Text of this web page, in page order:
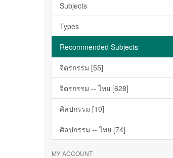
Subjects
Types
Recommended Subjects
จิตรกรรม [55]
จิตรกรรม -- ไทย [628]
ศิลปกรรม [10]
ศิลปกรรม -- ไทย [74]
MY ACCOUNT